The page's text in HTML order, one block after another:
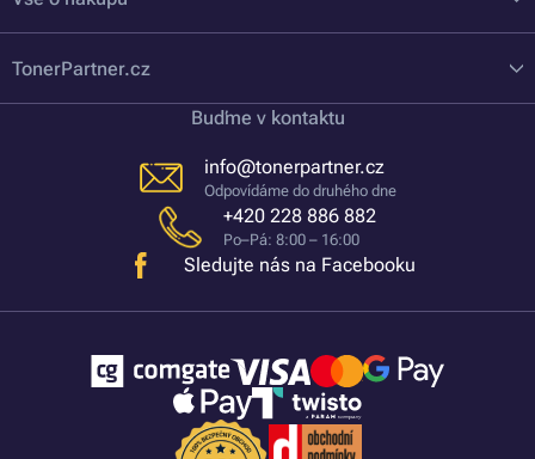
TonerPartner.cz
Buďme v kontaktu
info@tonerpartner.cz
Odpovídáme do druhého dne
+420 228 886 882
Po–Pá: 8:00 – 16:00
Sledujte nás na Facebooku